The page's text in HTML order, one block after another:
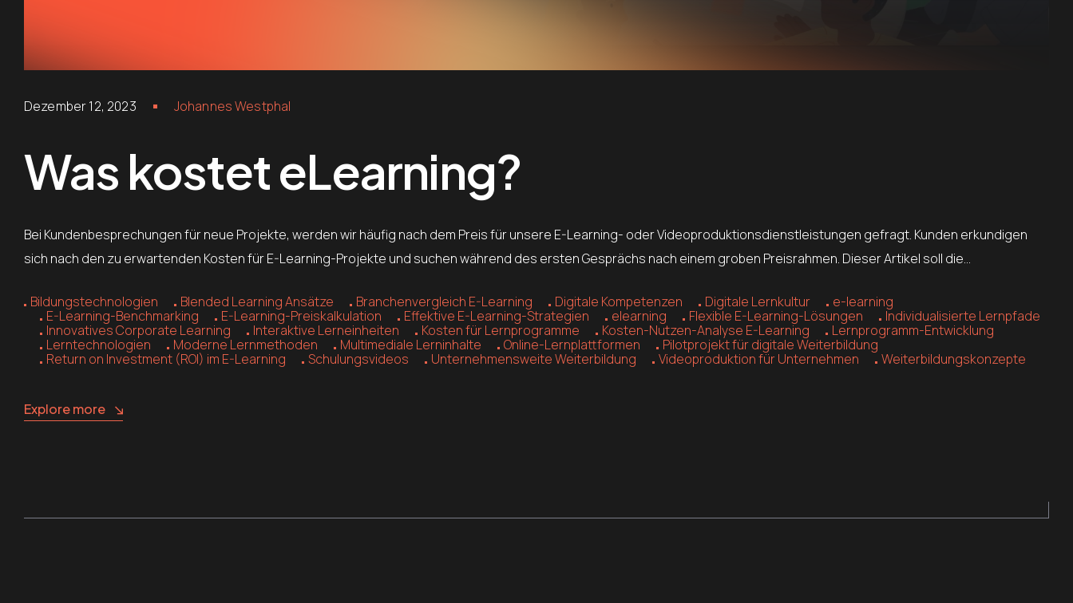
Dezember 12, 2023 Johannes Westphal
Was kostet eLearning?
Bei Kundenbesprechungen für neue Projekte, werden wir häufig nach dem Preis für unsere E-Learning- oder Videoproduktionsdienstleistungen gefragt. Kunden erkundigen
sich nach den zu erwartenden Kosten für E-Learning-Projekte und suchen während des ersten Gesprächs nach einem groben Preisrahmen. Dieser Artikel soll die…
Bildungstechnologien Blended Learning Ansätze Branchenvergleich E-Learning Digitale Kompetenzen Digitale Lernkultur
e-learning
E-Learning-Benchmarking
E-Learning-Preiskalkulation Effektive E-Learning-Strategien elearning Flexible E-Learning-Lösungen
Individualisierte Lernpfade
Innovatives Corporate Learning
Interaktive Lerneinheiten Kosten für Lernprogramme Kosten-Nutzen-Analyse E-Learning
Lernprogramm-Entwicklung
Lerntechnologien
Moderne Lernmethoden Multimediale Lerninhalte Online-Lernplattformen
Pilotprojekt für digitale Weiterbildung
Return on Investment (ROI) im E-Learning
Schulungsvideos Unternehmensweite Weiterbildung Videoproduktion für Unternehmen Weiterbildungskonzepte
Explore more